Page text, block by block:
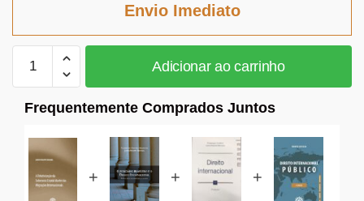
Envio Imediato
RELATIVIZAÇÃO
SOBERANIA
DIANTE
MIGRAÇÕES
Adicionar ao carrinho
Frequentemente Comprados Juntos
+ + +